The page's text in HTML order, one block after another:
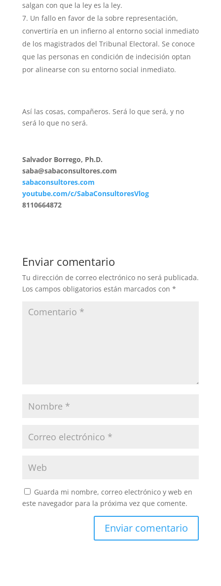
salgan con que la ley es la ley.
Un fallo en favor de la sobre representación,
convertiría en un infierno al entorno social inmediato
de los magistrados del Tribunal Electoral. Se conoce
que las personas en condición de indecisión optan
por alinearse con su entorno social inmediato.
Así las cosas, compañeros. Será lo que será, y no
será lo que no será.
Salvador Borrego, Ph.D.
saba@sabaconsultores.com
sabaconsultores.com
youtube.com/c/SabaConsultoresVlog
8110664872
Enviar comentario
Tu dirección de correo electrónico no será publicada.
Los campos obligatorios están marcados con *
Guarda mi nombre, correo electrónico y web en
este navegador para la próxima vez que comente.